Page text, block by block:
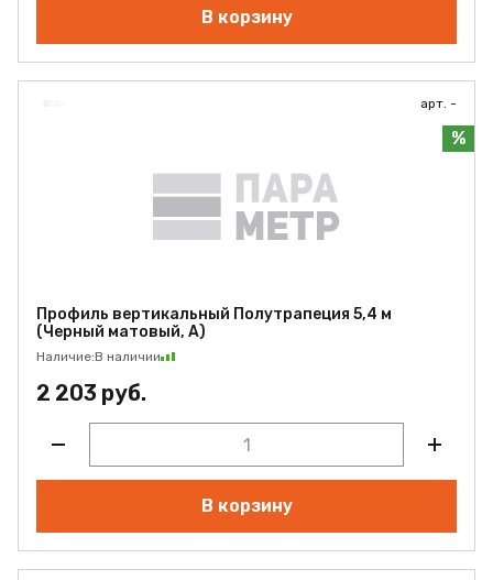
В корзину
арт. -
%
Профиль вертикальный Полутрапеция 5,4 м
(Черный матовый, А)
Наличие:В наличии
2 203 руб.
В корзину